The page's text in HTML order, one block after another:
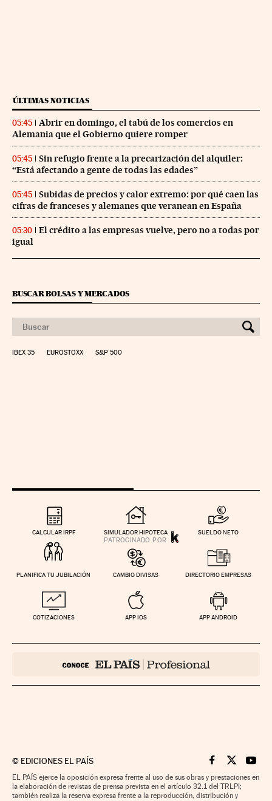
ÚLTIMAS NOTICIAS
05:45
Abrir en domingo, el tabú de los comercios en
Alemania que el Gobierno quiere romper
05:45
Sin refugio frente a la precarización del alquiler:
“Está afectando a gente de todas las edades”
05:45
Subidas de precios y calor extremo: por qué caen las
cifras de franceses y alemanes que veranean en España
05:30
El crédito a las empresas vuelve, pero no a todas por
igual
BUSCAR BOLSAS Y MERCADOS
IBEX 35 EUROSTOXX S&P 500
CALCULAR IRPF SIMULADOR HIPOTECA SUELDO NETO
PLANIFICA TU JUBILACIÓN CAMBIO DIVISAS DIRECTORIO EMPRESAS
COTIZACIONES APP IOS APP ANDROID
© EDICIONES EL PAÍS Cinco Días en
Cinco Días
Cinco
EL PAÍS ejerce la oposición expresa frente al uso de sus obras y prestaciones en
la elaboración de revistas de prensa prevista en el artículo 32.1 del TRLPI;
también realiza la reserva expresa frente a la reproducción, distribución y